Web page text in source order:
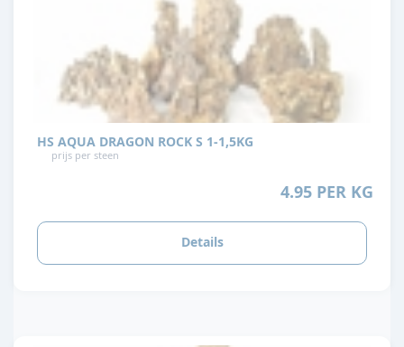
HS AQUA DRAGON ROCK S 1-1,5KG
prijs per steen
4.95 PER KG
Details